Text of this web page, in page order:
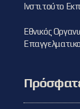
Ινστιτούτο
Εθνικός